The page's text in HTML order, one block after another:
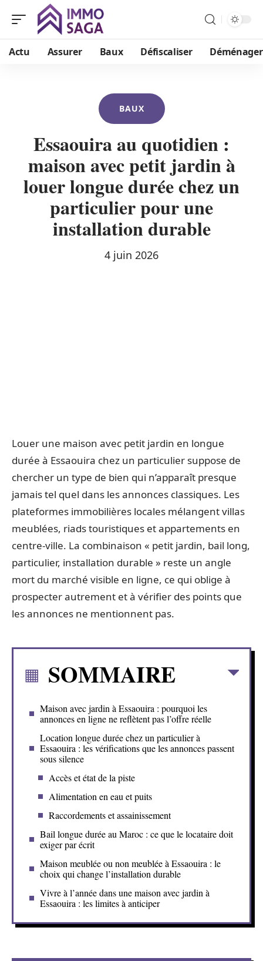
Actu Assurer Baux Défiscaliser Déménager
BAUX
Essaouira au quotidien :
maison avec petit jardin à
louer longue durée chez un
particulier pour une
installation durable
4 juin 2026
Louer une maison avec petit jardin en longue
durée à Essaouira chez un particulier suppose de
chercher un type de bien qui n’apparaît presque
jamais tel quel dans les annonces classiques. Les
plateformes immobilières locales mélangent villas
meublées, riads touristiques et appartements en
centre-ville. La combinaison « petit jardin, bail long,
particulier, installation durable » reste un angle
mort du marché visible en ligne, ce qui oblige à
prospecter autrement et à vérifier des points que
les annonces ne mentionnent pas.
SOMMAIRE
Maison avec jardin à Essaouira : pourquoi les
annonces en ligne ne reflètent pas l’offre réelle
Location longue durée chez un particulier à
Essaouira : les vérifications que les annonces passent
sous silence
Accès et état de la piste
Alimentation en eau et puits
Raccordements et assainissement
Bail longue durée au Maroc : ce que le locataire doit
exiger par écrit
Maison meublée ou non meublée à Essaouira : le
choix qui change l’installation durable
Vivre à l’année dans une maison avec jardin à
Essaouira : les limites à anticiper